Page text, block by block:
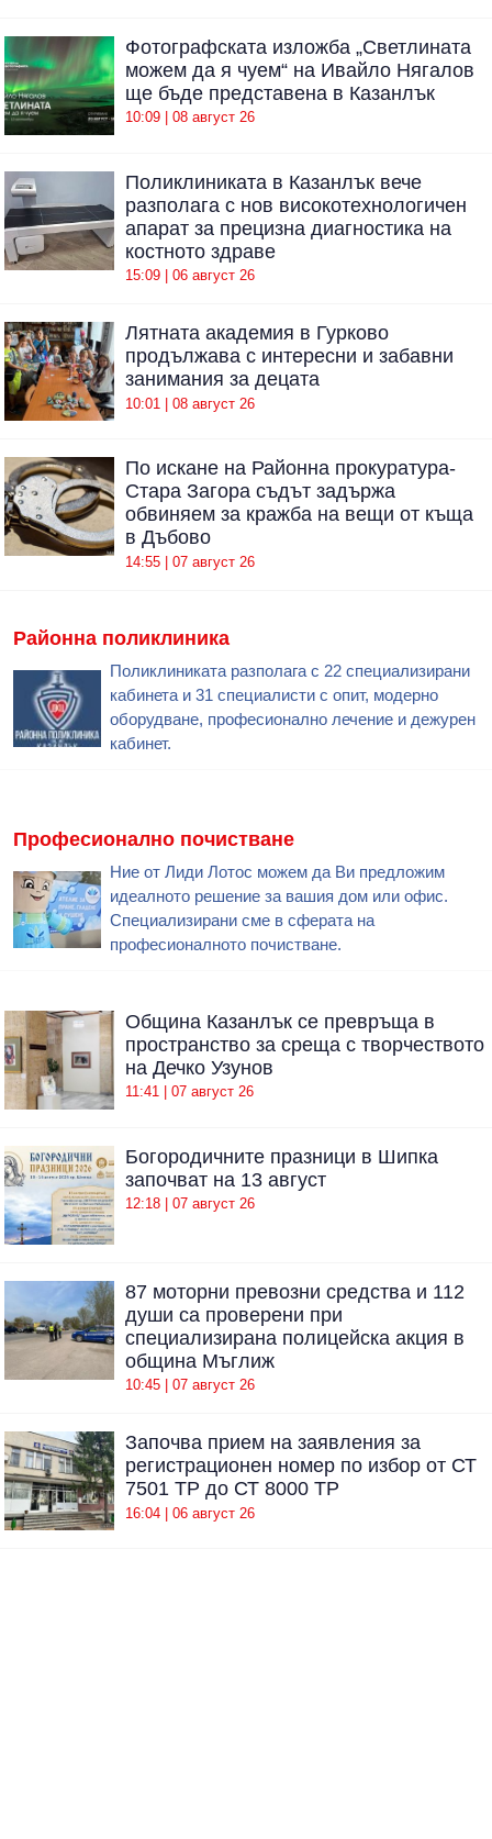
Фотографската изложба „Светлината
можем да я чуем“ на Ивайло Нягалов
ще бъде представена в Казанлък
10:09 | 08 август 26
Поликлиниката в Казанлък вече
разполага с нов високотехнологичен
апарат за прецизна диагностика на
костното здраве
15:09 | 06 август 26
Лятната академия в Гурково
продължава с интересни и забавни
занимания за децата
10:01 | 08 август 26
По искане на Районна прокуратура-
Стара Загора съдът задържа
обвиняем за кражба на вещи от къща
в Дъбово
14:55 | 07 август 26
Районна поликлиника
Поликлиниката разполага с 22 специализирани
кабинета и 31 специалисти с опит, модерно
оборудване, професионално лечение и дежурен
кабинет.
Професионално почистване
Ние от Лиди Лотос можем да Ви предложим
идеалното решение за вашия дом или офис.
Специализирани сме в сферата на
професионалното почистване.
Община Казанлък се превръща в
пространство за среща с творчеството
на Дечко Узунов
11:41 | 07 август 26
Богородичните празници в Шипка
започват на 13 август
12:18 | 07 август 26
87 моторни превозни средства и 112
души са проверени при
специализирана полицейска акция в
община Мъглиж
10:45 | 07 август 26
Започва прием на заявления за
регистрационен номер по избор от СТ
7501 ТР до СТ 8000 ТР
16:04 | 06 август 26